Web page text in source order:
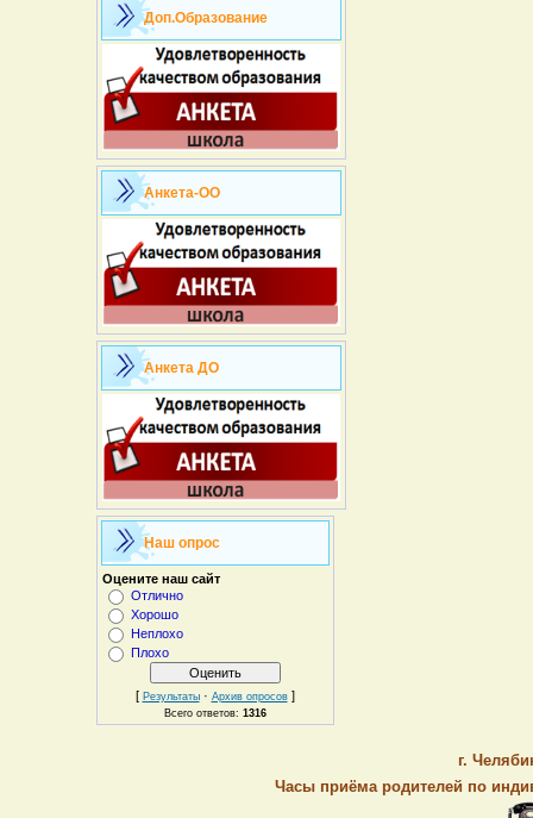
Доп.Образование
Анкета-ОО
Анкета ДО
Наш опрос
Оцените наш сайт
Отлично
Хорошо
Неплохо
Плохо
[ Результаты· Архив опросов]
Всего ответов: 1316
г.
Часы приёма родителей по